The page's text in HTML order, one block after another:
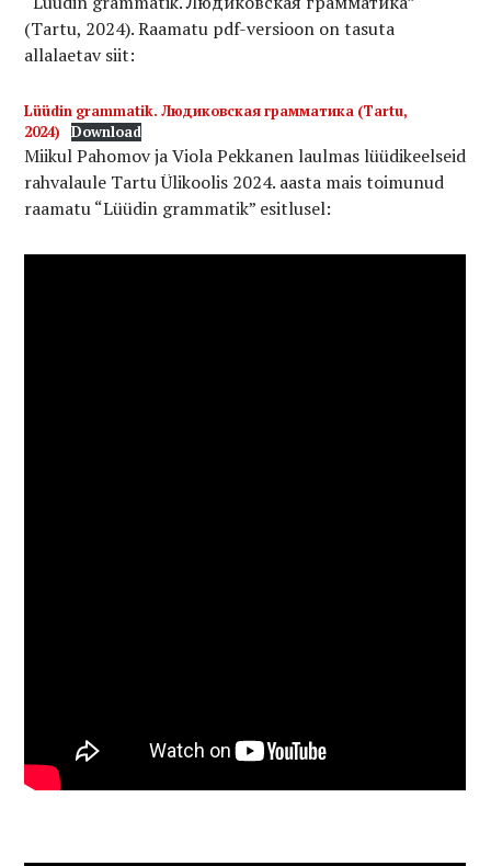
(Tartu, 2024). Raamatu pdf-versioon on tasuta
allalaetav siit:
Lüüdin grammatik. Людиковская грамматика (Tartu,
2024)
Download
Miikul Pahomov ja Viola Pekkanen laulmas lüüdikeelseid
rahvalaule Tartu Ülikoolis 2024. aasta mais toimunud
raamatu “Lüüdin grammatik” esitlusel: